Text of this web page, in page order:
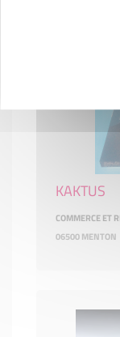
KAKTUS
COMMERCE ET
06500 MENTON